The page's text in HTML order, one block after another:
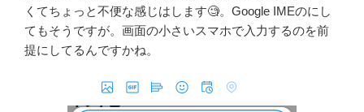
くてちょっと不便な感じはします🧐。Google IMEのにし
てもそうですが。画面の小さいスマホで入力するのを前
提にしてるんですかね。